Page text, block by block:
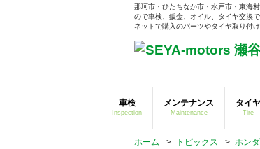
那珂市・ひたちなか市・水戸市・東海
ので車検、鈑金、オイル、タイヤ交換
ネットで購入のパーツやタイヤ取り付
車検
Inspection
メンテナンス
Maintenance
タイヤ
Tire
ホーム > トピックス > ホン